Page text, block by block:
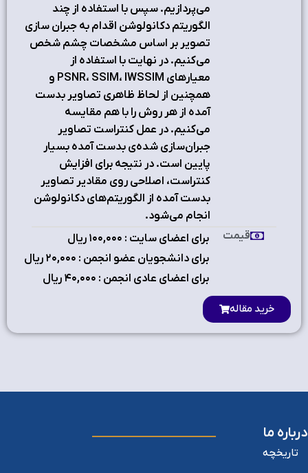
می‌پردازیم. سپس با استفاده از چند
الگوریتم دکانولوشن اقدام به جبران سازی
تصویر بر اساس مشخصات چشم شخص
می‌کنیم. در نهایت با استفاده از
معیارهای PSNR، SSIM، IWSSIM و
همچنین از لحاظ ظاهری تصاویر بدست
آمده از هر روش را با هم مقایسه
می‌کنیم. در عمل کنتراست تصاویر
جبران‌سازی شده‌ی بدست آمده بسیار
پایین است. در نتیجه برای افزایش
کنتراست، اصلاحی روی مقادیر تصاویر
بدست آمده از الگوریتم‌های دکانولوشن
انجام می‌شود.
برای اعضای سایت : ۱٠٠,٠٠٠ ریال
برای دانشجویان عضو انجمن : ۲٠,٠٠٠ ریال
برای اعضای عادی انجمن : ۴٠,٠٠٠ ریال
قیمت
خرید مقاله
درباره ما
تاریخچه